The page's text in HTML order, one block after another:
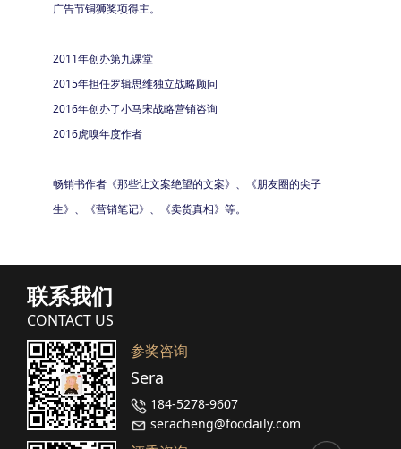
广告节铜狮奖项得主。
2011年创办第九课堂
2015年担任罗辑思维独立战略顾问
2016年创办了小马宋战略营销咨询
2016虎嗅年度作者
畅销书作者《那些让文案绝望的文案》、《朋友圈的尖子
生》、《营销笔记》、《卖货真相》等。
联系我们
CONTACT US
参奖咨询
Sera
184-5278-9607
seracheng@foodaily.com